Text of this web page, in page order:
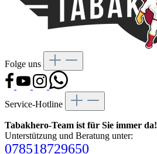
Folge uns
Service-Hotline
Tabakhero-Team ist für Sie immer da!
Unterstützung und Beratung unter:
078518729650